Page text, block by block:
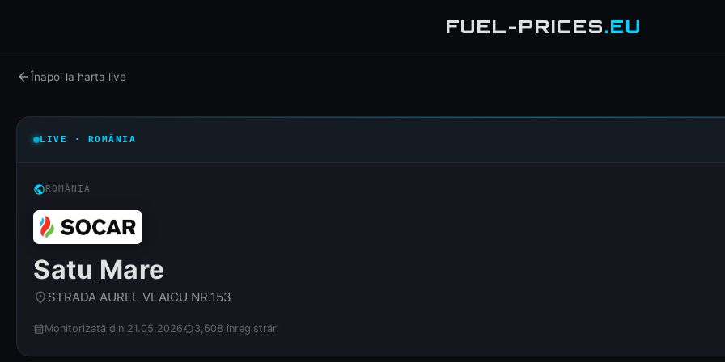
FUEL-PRICES.EU
arrow_backÎnapoi la harta live
LIVE · ROMÂNIA
publicROMÂNIA
Satu Mare
place STRADA AUREL VLAICU NR.153
calendar_month Monitorizată din 21.05.2026history3,608 înregistrări